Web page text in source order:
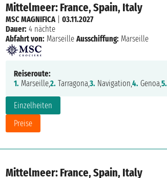
Mittelmeer: France, Spain, Italy
Einzelheiten
Preise
MSC MAGNIFICA|03.11.2027
Dauer: 4 nächte
Abfahrt von: Marseille Ausschiffung: Marseille
Reiseroute:
1. Marseille,2. Tarragona,3. Navigation,4. Genoa,5.
Mittelmeer: France, Spain, Italy